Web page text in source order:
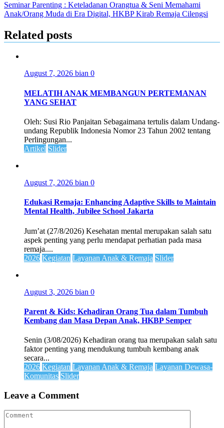
Seminar Parenting : Keteladanan Orangtua & Seni Memahami
Anak/Orang Muda di Era Digital, HKBP Kirab Remaja Cilengsi
Related posts
August 7, 2026 bian 0
MELATIH ANAK MEMBANGUN PERTEMANAN
YANG SEHAT
Oleh: Susi Rio Panjaitan Sebagaimana tertulis dalam Undang-
undang Republik Indonesia Nomor 23 Tahun 2002 tentang
Perlingungan...
Artikel Slider
August 7, 2026 bian 0
Edukasi Remaja: Enhancing Adaptive Skills to Maintain
Mental Health, Jubilee School Jakarta
Jum’at (27/8/2026) Kesehatan mental merupakan salah satu
aspek penting yang perlu mendapat perhatian pada masa
remaja....
2026 Kegiatan Layanan Anak & Remaja Slider
August 3, 2026 bian 0
Parent & Kids: Kehadiran Orang Tua dalam Tumbuh
Kembang dan Masa Depan Anak, HKBP Semper
Senin (3/08/2026) Kehadiran orang tua merupakan salah satu
faktor penting yang mendukung tumbuh kembang anak
secara...
2026 Kegiatan Layanan Anak & Remaja Layanan Dewasa-
Komunitas Slider
Leave a Comment